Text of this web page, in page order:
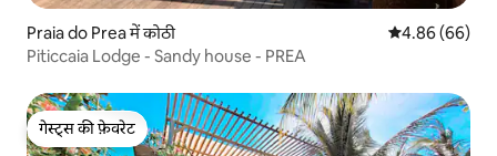
Praia do Prea में कोठी औसत रेटिंग 5 में
4.86 (66)
Piticcaia Lodge - Sandy house - PREA
गेस्ट्स की फ़ेवरेट
गेस्ट्स की फ़ेवरेट